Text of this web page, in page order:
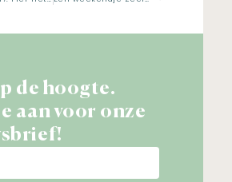
de hoogte.
aan voor onze